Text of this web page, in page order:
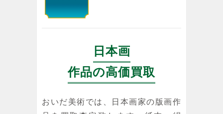
日本画
作品の高価買取
おいだ美術では、日本画家の版画作